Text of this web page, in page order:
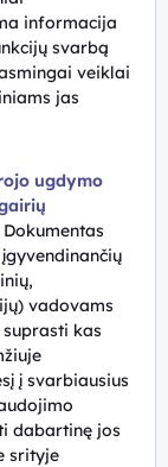
informacija
svarbą
veiklai
jas
ugdymo
Dokumentas
vadovams
kas
į svarbiausius
dabartinę jos
srityje